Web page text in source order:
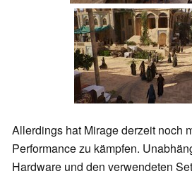
Allerdings hat Mirage derzeit noch
Performance zu kämpfen.
Hardware und den verwendeten